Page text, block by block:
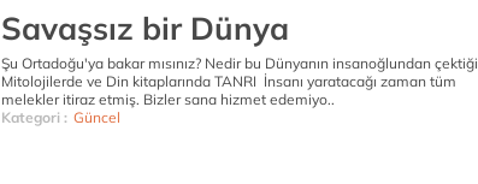
Savaşsız bir Dünya
Şu Ortadoğu'ya bakar mısınız? Nedir bu Dünyanın insanoğlundan çektiği
Mitolojilerde ve Din kitaplarında TANRI İnsanı yaratacağı zaman tüm
melekler itiraz etmiş. Bizler sana hizmet edemiyo..
Kategori : Güncel